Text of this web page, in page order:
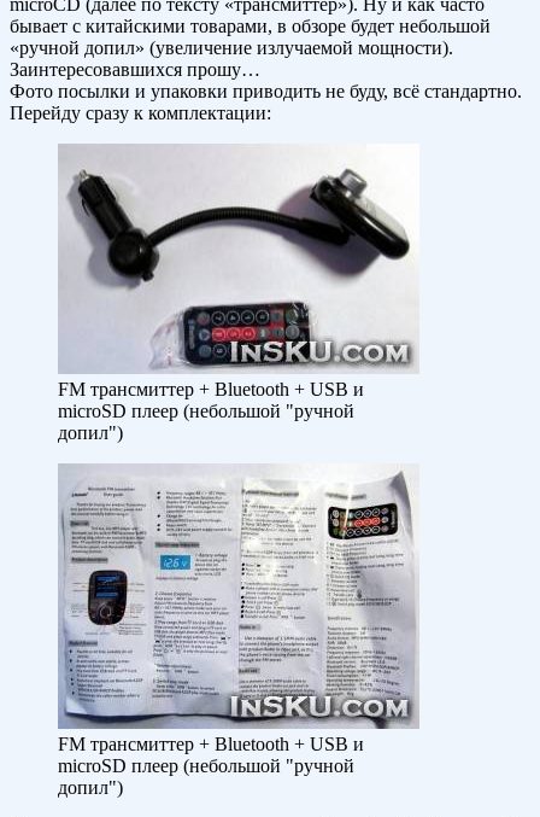
microCD (далее по тексту «трансмиттер»). Ну и как часто
бывает с китайскими товарами, в обзоре будет небольшой
«ручной допил» (увеличение излучаемой мощности).
Заинтересовавшихся прошу…
Фото посылки и упаковки приводить не буду, всё стандартно.
Перейду сразу к комплектации:
FM трансмиттер + Bluetooth + USB и
microSD плеер (небольшой "ручной
допил")
FM трансмиттер + Bluetooth + USB и
microSD плеер (небольшой "ручной
допил")